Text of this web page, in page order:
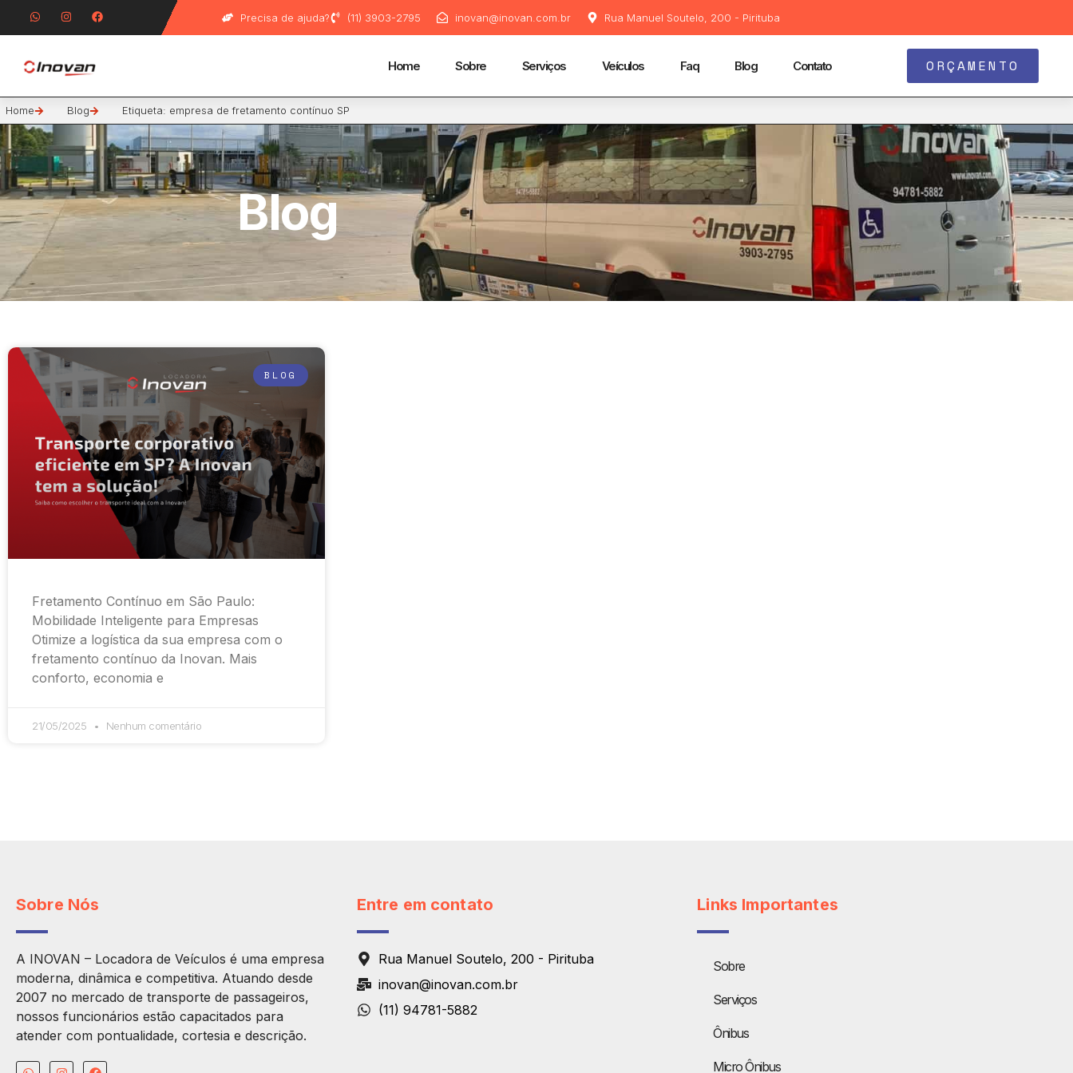
Precisa de ajuda? (11) 3903-2795 inovan@inovan.com.br Rua Manuel Soutelo, 200 - Pirituba
Home Sobre Serviços Veículos Faq Blog Contato ORÇAMENTO
Home Blog Etiqueta: empresa de fretamento contínuo SP
Blog
BLOG
Fretamento Contínuo em São Paulo:
Mobilidade Inteligente para Empresas
Otimize a logística da sua empresa com o
fretamento contínuo da Inovan. Mais
conforto, economia e
21/05/2025 Nenhum comentário
Sobre Nós
A INOVAN – Locadora de Veículos é uma empresa
moderna, dinâmica e competitiva. Atuando desde
2007 no mercado de transporte de passageiros,
nossos funcionários estão capacitados para
atender com pontualidade, cortesia e descrição.
Entre em contato
Rua Manuel Soutelo, 200 - Pirituba
inovan@inovan.com.br
(11) 94781-5882
Links Importantes
Sobre
Serviços
Ônibus
Micro Ônibus